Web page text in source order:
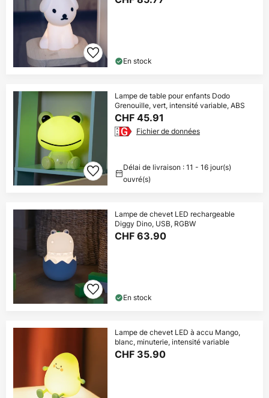
En stock
Lampe de table pour enfants Dodo
Grenouille, vert, intensité variable, ABS
CHF 45.91
Fichier de données
Délai de livraison : 11 - 16 jour(s)
ouvré(s)
Lampe de chevet LED rechargeable
Diggy Dino, USB, RGBW
CHF 63.90
En stock
Lampe de chevet LED à accu Mango,
blanc, minuterie, intensité variable
CHF 35.90